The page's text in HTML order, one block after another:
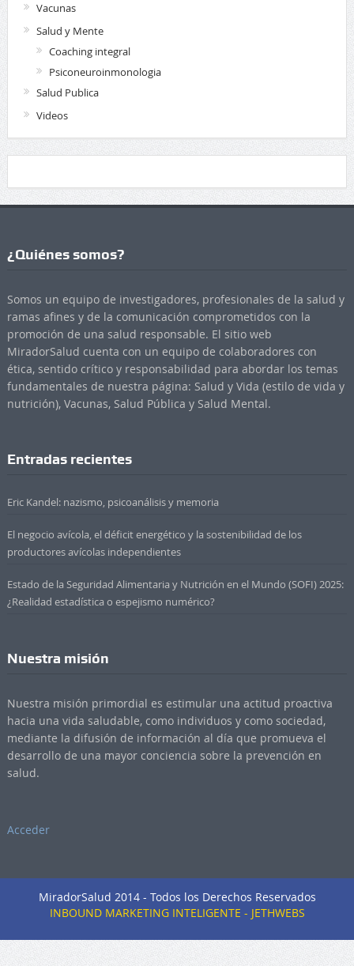
Vacunas
Salud y Mente
Coaching integral
Psiconeuroinmonologia
Salud Publica
Videos
¿Quiénes somos?
Somos un equipo de investigadores, profesionales de la salud y
ramas afines y de la comunicación comprometidos con la
promoción de una salud responsable. El sitio web
MiradorSalud cuenta con un equipo de colaboradores con
ética, sentido crítico y responsabilidad para abordar los temas
fundamentales de nuestra página: Salud y Vida (estilo de vida y
nutrición), Vacunas, Salud Pública y Salud Mental.
Entradas recientes
Eric Kandel: nazismo, psicoanálisis y memoria
El negocio avícola, el déficit energético y la sostenibilidad de los
productores avícolas independientes
Estado de la Seguridad Alimentaria y Nutrición en el Mundo (SOFI) 2025:
¿Realidad estadística o espejismo numérico?
Nuestra misión
Nuestra misión primordial es estimular una actitud proactiva
hacia una vida saludable, como individuos y como sociedad,
mediante la difusión de información al día que promueva el
desarrollo de una mayor conciencia sobre la prevención en
salud.
Acceder
MiradorSalud 2014 - Todos los Derechos Reservados
INBOUND MARKETING INTELIGENTE - JETHWEBS